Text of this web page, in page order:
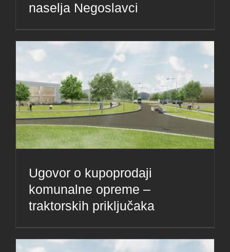
naselja Negoslavci
Ugovor o kupoprodaji
komunalne opreme –
traktorskih priključaka